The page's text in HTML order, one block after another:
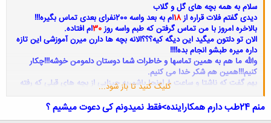
سلام به همه بچه های گل و گلاب
دیدی گفتم فلات قراره از18ام به بعد واسه 200نفرای بعدی تماس بگیره!!!
بالاخره امروز با من تماس گرفتن که طبم واسه روز30ام افتاده.
الان تو دلتون میگید این دیگه کیه؟؟؟الانه بچه ها دارن میرن آموزشی این تازه
داره میره طبشو انجام بده!!!!
والله ما هم به همین تماسها و خاطرات شما دوستان دلمومن خوشه!!!چکار
کنیم!!!همین هم شکر خدا می کنیم.
بهم گفت که ناشتا و ساعت 8 اونجا باشم،یه چیزایی از بچه های قبلی که رفته
بودنو اینجا محبت کردن گذاشتن یادداشت کردم،
اگه کسی از بچه ها هست که تازگی ها رفته و به نکته جالبی برخورده باشه
،ممنون میشم راهنماییم کنه.
کلیک کنید تا باز شود...
منم 24طب دارم همکاراینده>فقط نمیدونم کی دعوت میشیم ؟